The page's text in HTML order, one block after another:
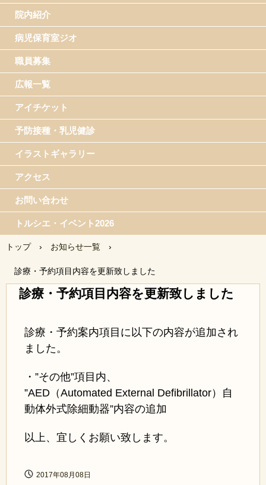
院内紹介
病児保育室ジオ
職員募集
広報一覧
アイチケット
予防接種・乳児健診
イラストギャラリー
アクセス
お問い合わせ
トルシエ・イベント2026
トップ › お知らせ一覧 ›
診療・予約項目内容を更新致しました
診療・予約項目内容を更新致しました
診療・予約案内項目に以下の内容が追加され
ました。
・”その他”項目内、
”AED（Automated External Defibrillator）自
動体外式除細動器”内容の追加
以上、宜しくお願い致します。
2017年08月08日